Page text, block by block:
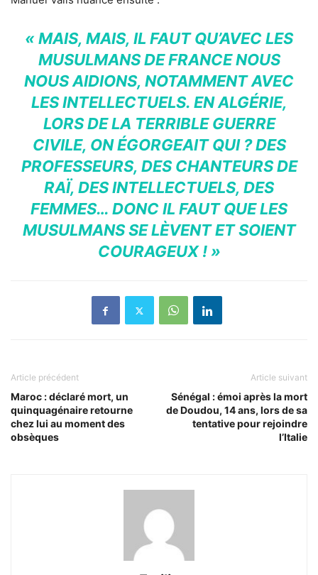
« MAIS, MAIS, IL FAUT QU’AVEC LES
MUSULMANS DE FRANCE NOUS
NOUS AIDIONS, NOTAMMENT AVEC
LES INTELLECTUELS. EN ALGÉRIE,
LORS DE LA TERRIBLE GUERRE
CIVILE, ON ÉGORGEAIT QUI ? DES
PROFESSEURS, DES CHANTEURS DE
RAÏ, DES INTELLECTUELS, DES
FEMMES… DONC IL FAUT QUE LES
MUSULMANS SE LÈVENT ET SOIENT
COURAGEUX ! »
Article précédent
Maroc : déclaré mort, un
quinquagénaire retourne
chez lui au moment des
obsèques
Article suivant
Sénégal : émoi après la mort
de Doudou, 14 ans, lors de sa
tentative pour rejoindre
l’Italie